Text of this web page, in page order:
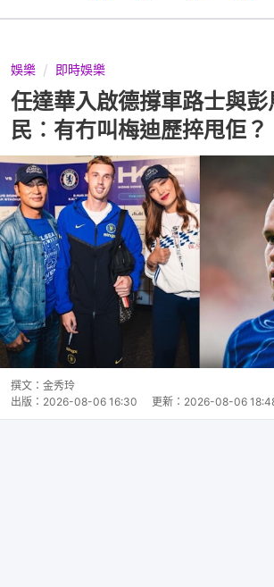
娛樂 即時娛樂
任達華入啟德撐車路士與
民︰有冇叫梅迪歷捽甩佢？
撰文： 金秀玲
出版： 2026-08-06 16:30 更新： 2026-08-06